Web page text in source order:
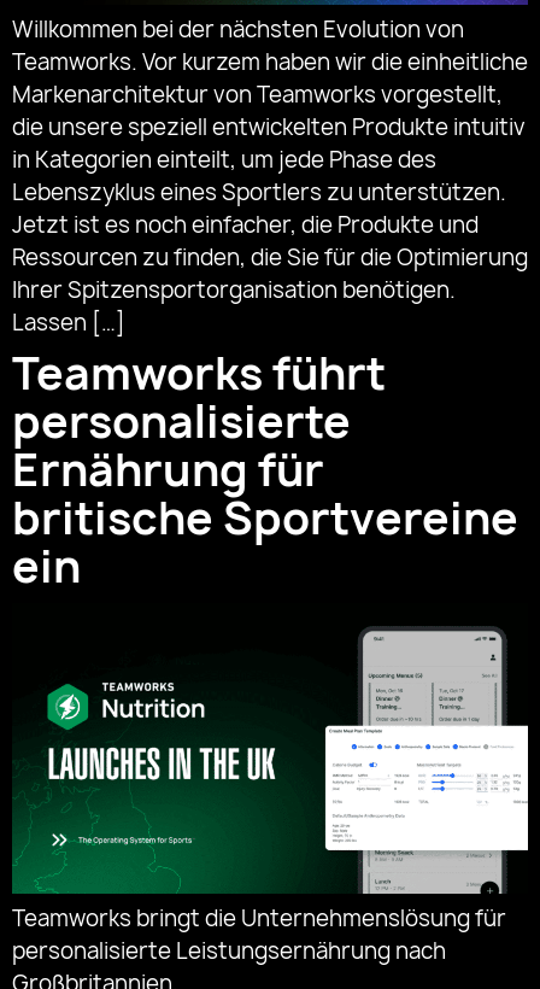
Willkommen bei der nächsten Evolution von
Teamworks. Vor kurzem haben wir die einheitliche
Markenarchitektur von Teamworks vorgestellt,
die unsere speziell entwickelten Produkte intuitiv
in Kategorien einteilt, um jede Phase des
Lebenszyklus eines Sportlers zu unterstützen.
Jetzt ist es noch einfacher, die Produkte und
Ressourcen zu finden, die Sie für die Optimierung
Ihrer Spitzensportorganisation benötigen.
Lassen […]
Teamworks führt
personalisierte
Ernährung für
britische Sportvereine
ein
Teamworks bringt die Unternehmenslösung für
personalisierte Leistungsernährung nach